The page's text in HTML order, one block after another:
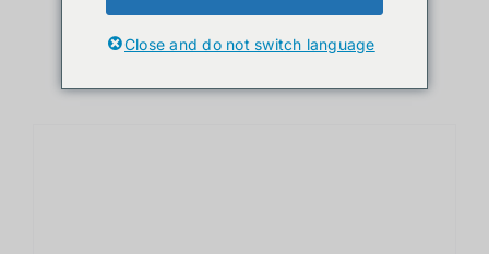
Close and do not switch language